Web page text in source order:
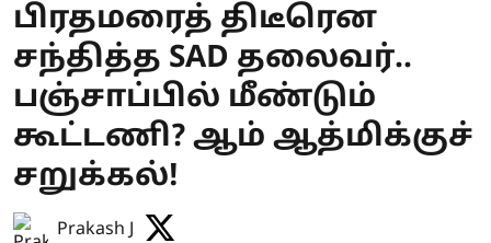
பிரதமரைத் திடீரென
சந்தித்த SAD தலைவர்..
பஞ்சாப்பில் மீண்டும்
கூட்டணி? ஆம் ஆத்மிக்குச்
சறுக்கல்!
Prakash J